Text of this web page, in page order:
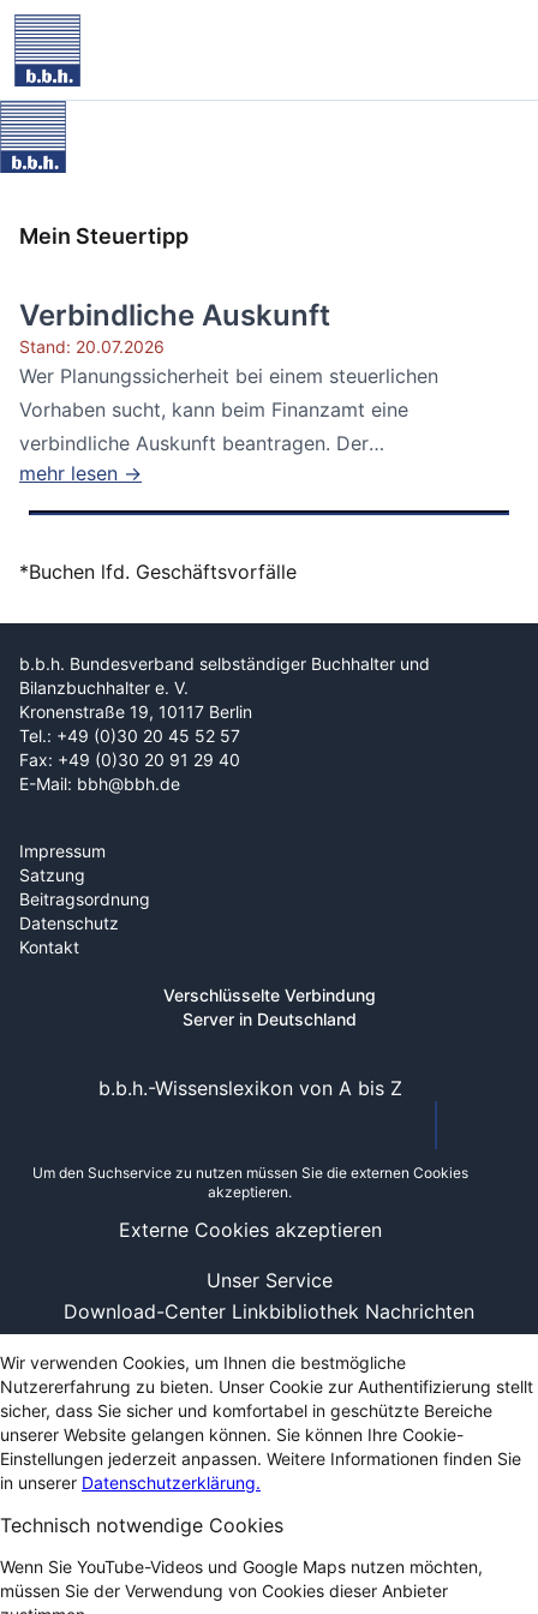
Mein Steuertipp
Verbindliche Auskunft
Stand: 20.07.2026
Wer Planungssicherheit bei einem steuerlichen
Vorhaben sucht, kann beim Finanzamt eine
verbindliche Auskunft beantragen. Der
Bundesfinanzhof...
mehr lesen →
*Buchen lfd. Geschäftsvorfälle
b.b.h. Bundesverband selbständiger Buchhalter und
Bilanzbuchhalter e. V.
Kronenstraße 19, 10117 Berlin
Tel.: +49 (0)30 20 45 52 57
Fax: +49 (0)30 20 91 29 40
E-Mail: bbh@bbh.de
Impressum
Satzung
Beitragsordnung
Datenschutz
Kontakt
Verschlüsselte Verbindung
Server in Deutschland
Unser Service
Download-Center Linkbibliothek Nachrichten
b.b.h.-Wissenslexikon von A bis Z
Um den Suchservice zu nutzen müssen Sie die externen Cookies
akzeptieren.
Externe Cookies akzeptieren
Wir verwenden Cookies, um Ihnen die bestmögliche
Nutzererfahrung zu bieten. Unser Cookie zur Authentifizierung stellt
sicher, dass Sie sicher und komfortabel in geschützte Bereiche
unserer Website gelangen können. Sie können Ihre Cookie-
Einstellungen jederzeit anpassen. Weitere Informationen finden Sie
in unserer Datenschutzerklärung.
Technisch notwendige Cookies
Wenn Sie YouTube-Videos und Google Maps nutzen möchten,
müssen Sie der Verwendung von Cookies dieser Anbieter